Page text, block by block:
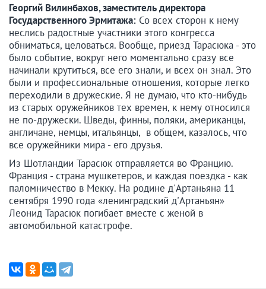
Георгий Вилинбахов, заместитель директора
Государственного Эрмитажа: Со всех сторон к нему
неслись радостные участники этого конгресса
обниматься, целоваться. Вообще, приезд Тарасюка - это
было событие, вокруг него моментально сразу все
начинали крутиться, все его знали, и всех он знал. Это
были и профессиональные отношения, которые легко
переходили в дружеские. Я не думаю, что кто-нибудь
из старых оружейников тех времен, к нему относился
не по-дружески. Шведы, финны, поляки, американцы,
англичане, немцы, итальянцы, в общем, казалось, что
все оружейники мира - его друзья.
Из Шотландии Тарасюк отправляется во Францию.
Франция - страна мушкетеров, и каждая поездка - как
паломничество в Мекку. На родине д'Артаньяна 11
сентября 1990 года «ленинградский д'Артаньян»
Леонид Тарасюк погибает вместе с женой в
автомобильной катастрофе.